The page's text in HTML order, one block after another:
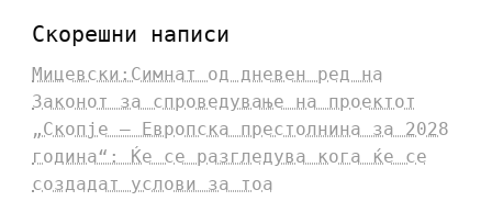
Скорешни написи
Мицевски:Симнат од дневен ред на
Законот за спроведување на проектот
„Скопје – Европска престолнина за 2028
година“: Ќе се разгледува кога ќе се
создадат услови за тоа